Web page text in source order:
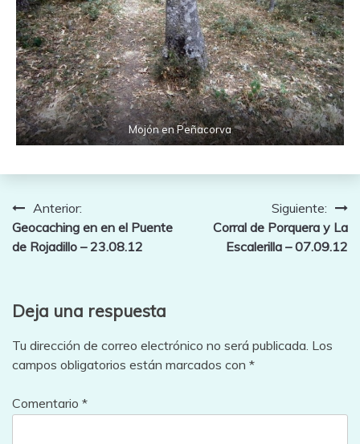
Mojón en Peñacorva
Navegación
de
Anterior:
Geocaching en en el Puente
de Rojadillo – 23.08.12
Siguiente:
Corral de Porquera y La
Escalerilla – 07.09.12
Deja una respuesta
Tu dirección de correo electrónico no será publicada. Los
campos obligatorios están marcados con *
Comentario *